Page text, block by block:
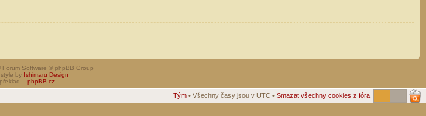
Forum Software © phpBB Group
by Ishimaru Design
– phpBB.cz
Tým • Všechny časy jsou v UTC • Smazat všechny cookies z fóra